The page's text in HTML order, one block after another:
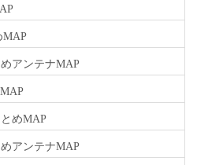
MAP
アンテナMAP
めMAP
アンテナMAP